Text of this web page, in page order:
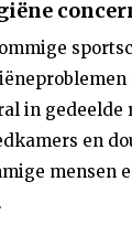
in gedeelde
en
mensen